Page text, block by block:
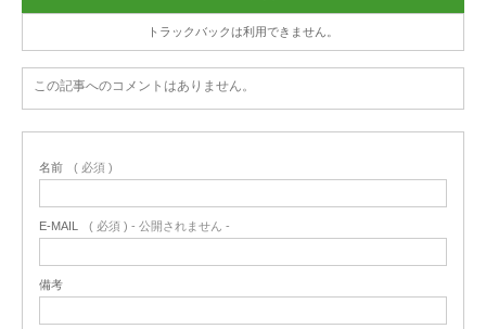
トラックバックは利用できません。
この記事へのコメントはありません。
名前 ( 必須 )
E-MAIL ( 必須 ) - 公開されません -
備考